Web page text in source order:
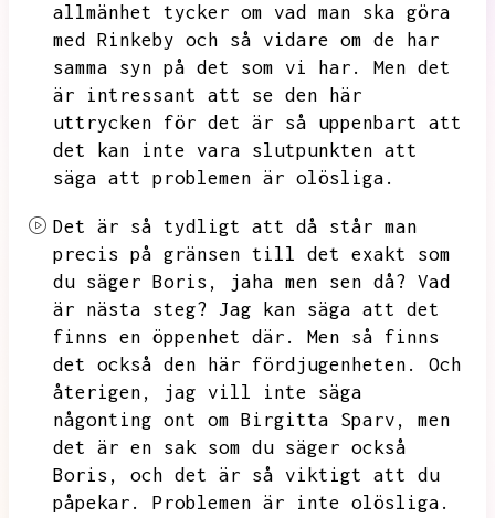
allmänhet tycker om vad man ska göra
med Rinkeby och så vidare om de har
samma syn på det som vi har.
Men det
är intressant att se den här
uttrycken för det är så uppenbart att
det kan inte vara slutpunkten att
säga att problemen är olösliga.
Det är så tydligt att då står man
precis på gränsen till det exakt som
du säger Boris,
jaha men sen då? Vad
är nästa steg? Jag kan säga att det
finns en öppenhet där.
Men så finns
det också den här fördjugenheten.
Och
återigen,
jag vill inte säga
någonting ont om Birgitta Sparv,
men
det är en sak som du säger också
Boris,
och det är så viktigt att du
påpekar.
Problemen är inte olösliga.